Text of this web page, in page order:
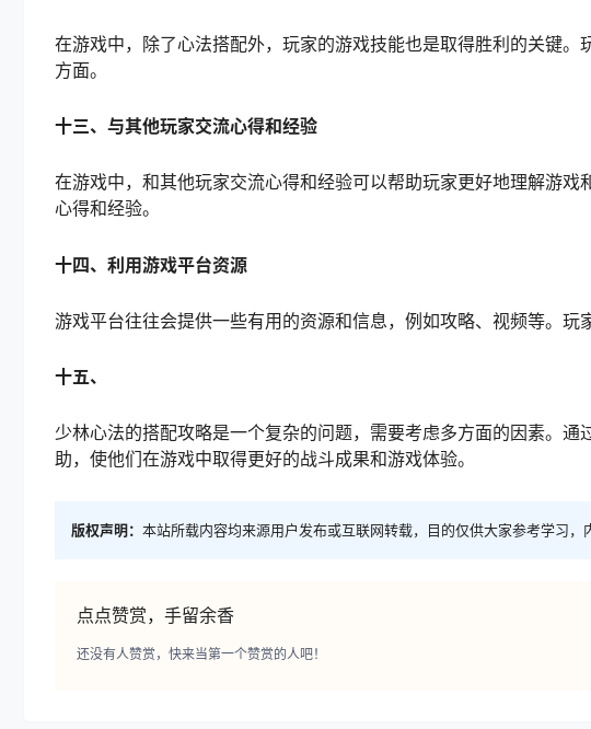
在游戏中，除了心法搭配外，玩家的游戏技能也是取得胜利的关键
方面。
十三、与其他玩家交流心得和经验
在游戏中，和其他玩家交流心得和经验可以帮助玩家更好地理解游
心得和经验。
十四、利用游戏平台资源
游戏平台往往会提供一些有用的资源和信息，例如攻略、视频等。玩
十五、
少林心法的搭配攻略是一个复杂的问题，需要考虑多方面的因素。
助，使他们在游戏中取得更好的战斗成果和游戏体验。
版权声明： 本站所载内容均来源用户发布或互联网转载，目的仅供大家参考学习，
点点赞赏，手留余香
还没有人赞赏，快来当第一个赞赏的人吧！